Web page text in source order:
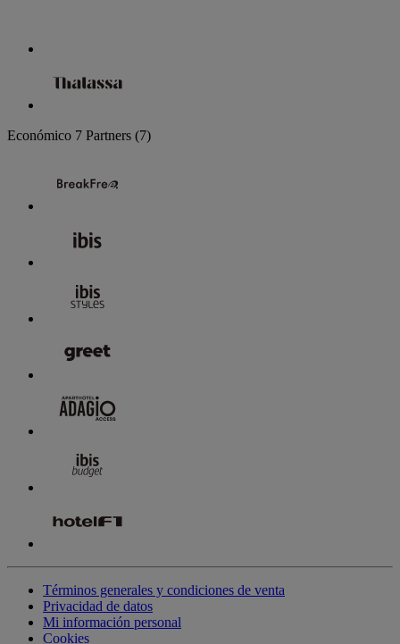
Económico 7 Partners (7)
Términos generales y condiciones de venta
Privacidad de datos
Mi información personal
Cookies